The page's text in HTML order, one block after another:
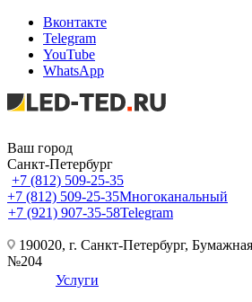
Вконтакте
Telegram
YouTube
WhatsApp
Ваш город
Санкт-Петербург
+7 (812) 509-25-35
+7 (812) 509-25-35Многоканальный
+7 (921) 907-35-58Telegram
190020, г. Санкт-Петербург,
№204
Услуги